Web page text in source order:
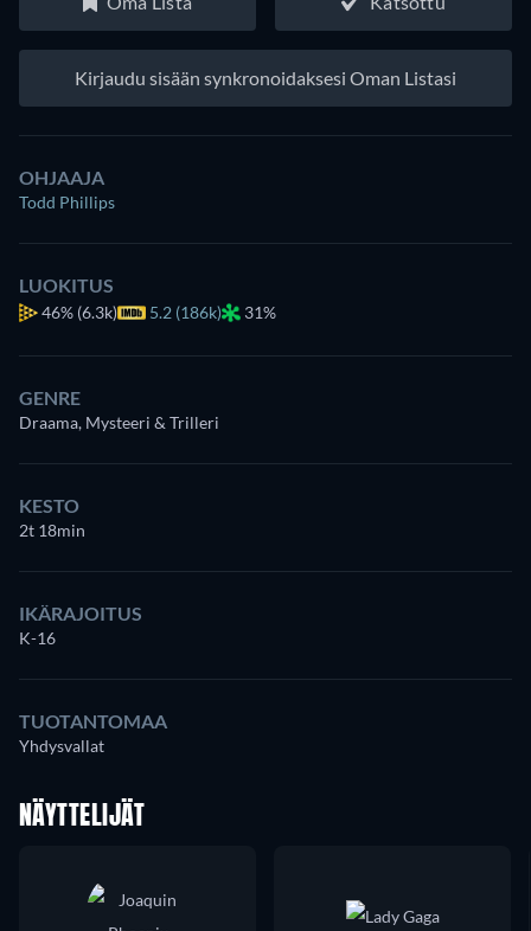
Kirjaudu sisään synkronoidaksesi Oman Listasi
OHJAAJA
Todd Phillips
LUOKITUS
46% (6.3k) 5.2 (186k) 31%
GENRE
Draama, Mysteeri & Trilleri
KESTO
2t 18min
IKÄRAJOITUS
K-16
TUOTANTOMAA
Yhdysvallat
NÄYTTELIJÄT